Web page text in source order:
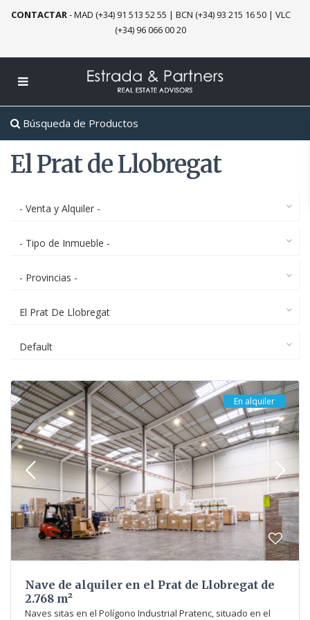
CONTACTAR-MAD (+34) 91 513 52 55 | BCN (+34) 93 215 16 50| VLC
(+34) 96 066 00 20
Búsqueda de Productos
El Prat de Llobregat
- Venta y Alquiler -
- Tipo de Inmueble -
- Provincias -
El Prat De Llobregat
Default
En alquiler
Nave de alquiler en el Prat de Llobregat de
2.768 m²
Naves sitas en el Polígono Industrial Pratenc, situado en el